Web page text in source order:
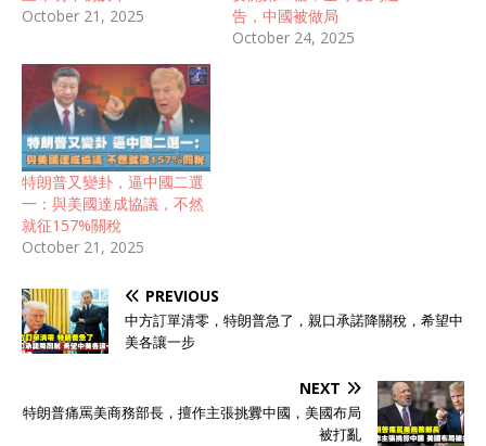
October 21, 2025
告，中國被做局
October 24, 2025
特朗普又變卦，逼中國二選
一：與美國達成協議，不然
就征157%關稅
October 21, 2025
PREVIOUS
中方訂單清零，特朗普急了，親口承諾降關稅，希望中
美各讓一步
NEXT
特朗普痛罵美商務部長，擅作主張挑釁中國，美國布局
被打亂